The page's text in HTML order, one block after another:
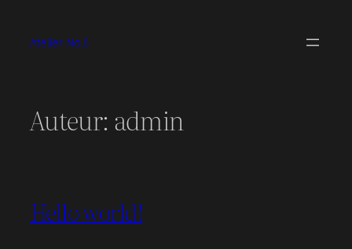
Atelier No.6
Auteur: admin
Hello world!